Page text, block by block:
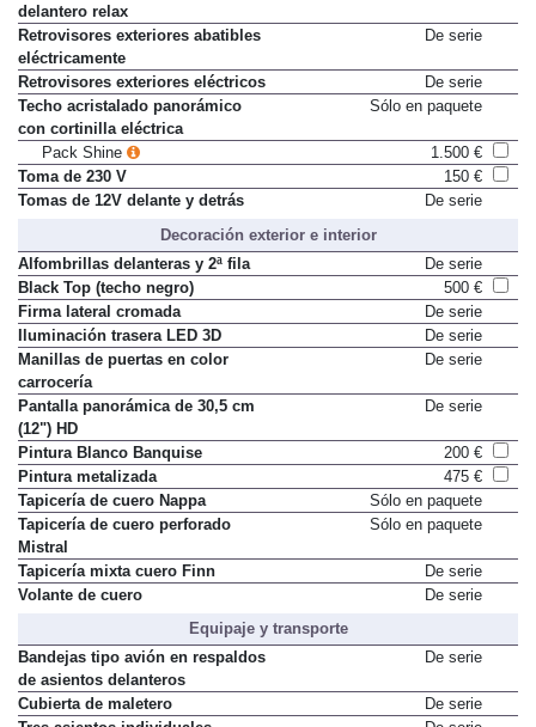
delantero relax
Retrovisores exteriores abatibles
eléctricamente
De serie
Retrovisores exteriores eléctricos
De serie
Techo acristalado panorámico
con cortinilla eléctrica
Sólo en paquete
Pack Shine
1.500 €
Toma de 230 V
150 €
Tomas de 12V delante y detrás
De serie
Decoración exterior e interior
Alfombrillas delanteras y 2ª fila
De serie
Black Top (techo negro)
500 €
Firma lateral cromada
De serie
Iluminación trasera LED 3D
De serie
Manillas de puertas en color
carrocería
De serie
Pantalla panorámica de 30,5 cm
(12") HD
De serie
Pintura Blanco Banquise
200 €
Pintura metalizada
475 €
Tapicería de cuero Nappa
Sólo en paquete
Tapicería de cuero perforado
Mistral
Sólo en paquete
Tapicería mixta cuero Finn
De serie
Volante de cuero
De serie
Equipaje y transporte
Bandejas tipo avión en respaldos
de asientos delanteros
De serie
Cubierta de maletero
De serie